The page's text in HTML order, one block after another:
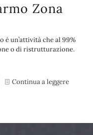
Zona
è un’attività che al 99%
o di ristrutturazione.
Continua a leggere